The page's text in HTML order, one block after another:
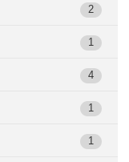
2
1
4
1
1